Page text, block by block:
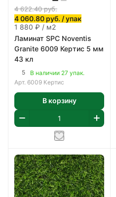
4 622.40руб.
4 060.80 руб. / упак
1 880 ₽ / м2
Ламинат SPC Noventis
Granite 6009 Кертис 5 мм
43 кл
5
В наличии 27 упак.
Арт. 6009 Кертис
В корзину